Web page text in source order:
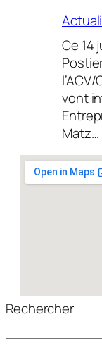
Ce 14
vont
Matz…
Rechercher